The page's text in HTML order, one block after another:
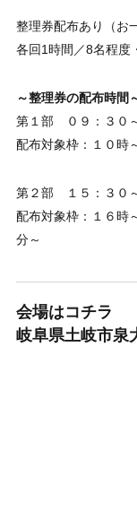
整理券配布あり（お
各回1時間／8名程度
～整理券の配布時間
第１部 ０９：３０
配布対象枠：１０時
第２部 １５：３０
配布対象枠：１６時
分～
会場はコチラ
岐阜県土岐市泉